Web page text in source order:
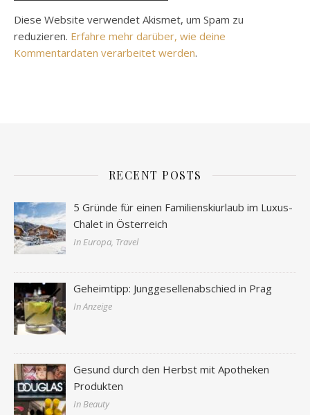
Diese Website verwendet Akismet, um Spam zu
reduzieren. Erfahre mehr darüber, wie deine
Kommentardaten verarbeitet werden.
RECENT POSTS
5 Gründe für einen Familienskiurlaub im Luxus-
Chalet in Österreich
In Europa, Travel
Geheimtipp: Junggesellenabschied in Prag
In Anzeige
Gesund durch den Herbst mit Apotheken
Produkten
In Beauty